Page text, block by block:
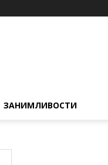
ЗАНИМЛИВОСТИ